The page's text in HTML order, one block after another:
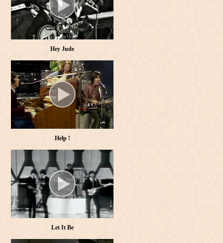
Hey Jude
Help !
Let It Be